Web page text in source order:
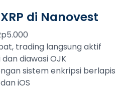
di Nanovest
trading langsung aktif
diawasi OJK
sistem enkripsi berlapis
iOS